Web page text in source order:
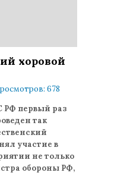
хоровой
678
РФ первый раз
так
участие в
не только
обороны РФ,